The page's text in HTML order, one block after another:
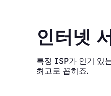
인터넷
특정 ISP가 인기 있
최고로 꼽히죠.